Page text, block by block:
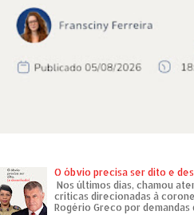
O óbvio precisa ser dito e
Nos últimos dias, chamou
críticas direcionadas à
Rogério Greco por demandas